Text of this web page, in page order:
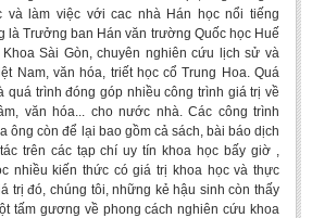
và làm việc với cac nhà Hán học nổi tiếng
là Trưởng ban Hán văn trường Quốc học Huế
Sài Gòn, chuyên nghiên cứu lịch sử và
Nam, văn hóa, triết học cổ Trung Hoa. Quá
quá trình đóng góp nhiều công trình giá trị về
văn hóa... cho nước nhà. Các công trình
ông còn để lại bao gồm cả sách, bài báo dịch
trên các tạp chí uy tín khoa học bấy giờ ,
nhiều kiến thức có giá trị khoa học và thực
trị đó, chúng tôi, những kẻ hậu sinh còn thấy
tấm gương về phong cách nghiên cứu khoa